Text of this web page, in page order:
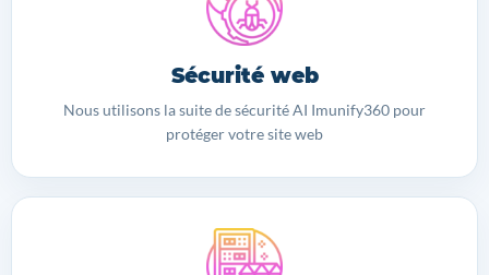
Sécurité web
Nous utilisons la suite de sécurité AI Imunify360 pour
protéger votre site web